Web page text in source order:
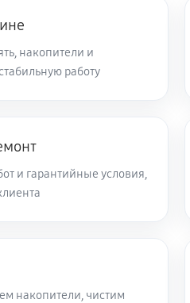
накопители и
работу
и гарантийные условия,
накопители, чистим